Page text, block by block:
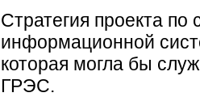
Стратегия проекта
информационной
которая могла бы
ГРЭС.